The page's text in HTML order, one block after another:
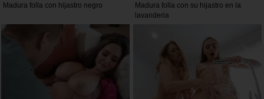
Madura folla con hijastro negro
Madura folla con su hijastro en la
lavanderia